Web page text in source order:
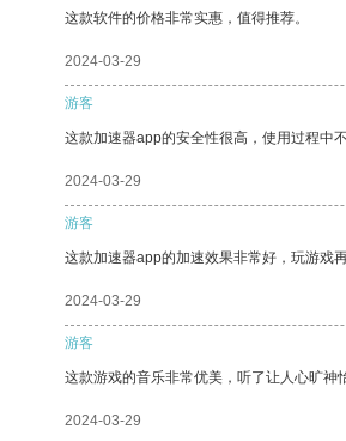
这款软件的价格非常实惠，值得推荐。
2024-03-29
游客
这款加速器app的安全性很高，使用过程中
2024-03-29
游客
这款加速器app的加速效果非常好，玩游戏
2024-03-29
游客
这款游戏的音乐非常优美，听了让人心旷神
2024-03-29